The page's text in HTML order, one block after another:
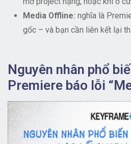
Media Offline: nghĩa là
gốc – và bạn cần liên kết lại
Nguyên nhân phổ
Premiere báo lỗi